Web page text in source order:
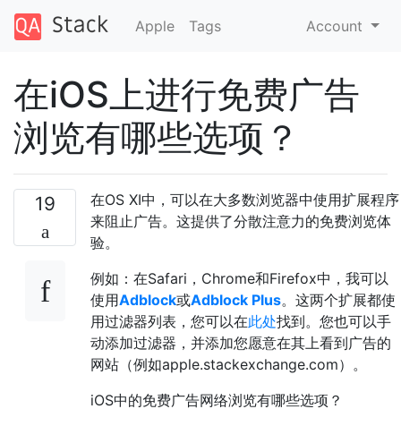
Apple Tags Account
在iOS上进行免费广告
浏览有哪些选项？
19
在OS XI中，可以在大多数浏览器中使用扩展程序
来阻止广告。这提供了分散注意力的免费浏览体
验。
例如：在Safari，Chrome和Firefox中，我可以
使用Adblock或Adblock Plus。这两个扩展都使
用过滤器列表，您可以在此处找到。您也可以手
动添加过滤器，并添加您愿意在其上看到广告的
网站（例如apple.stackexchange.com）。
iOS中的免费广告网络浏览有哪些选项？